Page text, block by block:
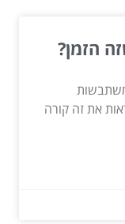
הזמן?
את זה קורה